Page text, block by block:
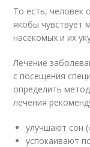
То есть, человек
якобы чувствует
насекомых и их
Лечение
с посещения
определить
лечения
улучшают сон
успокаивают